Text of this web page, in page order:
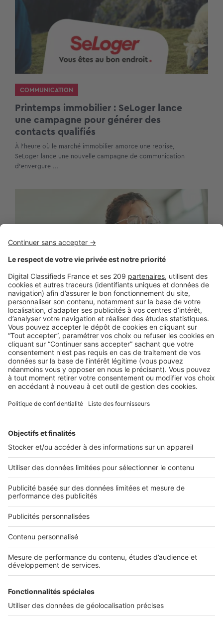
COMMUNICATION
Printemps immobilier : SeLoger lance
une campagne pour générer des
contacts qualifiés
À l’heure où le marché immobilier amorce une reprise,
SeLoger lance une nouvelle campagne de communication
d’envergure ...
BUSINESS
Boost Social Immo : la solution pour
piloter et amplifier la visibilité de vos
annonces sur les réseaux sociaux
SeLoger lance aujourd’hui Boost Social Immo, un outil qui
vous donne la possibilité de mettre en avant ...
2 rue des Italiens 75009 Paris
01 53 38 80 00
Nos solutions pro
Actualités pro